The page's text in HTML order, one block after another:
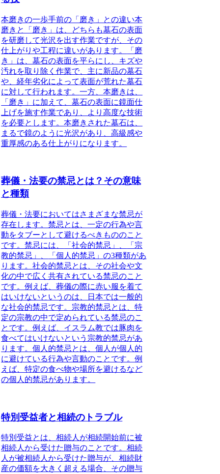
本磨きの一歩手前の「磨き」との違い本
磨きと「磨き」は、どちらも墓石の表面
を研磨して光沢を出す作業ですが、その
仕上がりや工程に違いがあります。
「磨
き」は、墓石の表面を平らにし、キズや
汚れを取り除く作業で、主に新品の墓石
や、経年劣化によって表面が荒れた墓石
に対して行われます。一方、本磨きは、
「磨き」に加えて、墓石の表面に鏡面仕
上げを施す作業であり、より高度な技術
を必要とします。本磨きされた墓石は、
まるで鏡のように光沢があり、高級感や
重厚感のある仕上がりになります。
葬儀・法要の禁忌とは？その意味
と種類
葬儀・法要においてはさまざまな禁忌が
存在します。禁忌とは、一定の行為や言
動をタブーとして避けるべきもののこと
です。禁忌には、
「社会的禁忌」
「宗
教的禁忌」
「個人的禁忌」の3種類があ
ります。社会的禁忌とは、その社会や文
化の中で広く共有されている禁忌のこと
です。例えば、葬儀の際に赤い服を着て
はいけないというのは、日本では一般的
な社会的禁忌です。宗教的禁忌とは、特
定の宗教の中で定められている禁忌のこ
とです。例えば、イスラム教では豚肉を
食べてはいけないという宗教的禁忌があ
ります。個人的禁忌とは、個人が個人的
に避けている行為や言動のことです。例
えば、特定の食べ物や場所を避けるなど
の個人的禁忌があります。
特別受益者と相続のトラブル
特別受益とは、相続人が相続開始前に被
相続人から受けた贈与のことです。相続
人が被相続人から受けた贈与が、相続財
産の価額を大きく超える場合、その贈与